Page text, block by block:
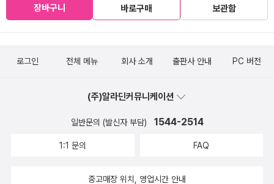
장바구니 바로구매 보관함
로그인 전체 메뉴 회사 소개 출판사 안내 PC 버전
(주)알라딘커뮤니케이션
일반문의 (발신자 부담) 1544-2514
1:1 문의 FAQ
중고매장 위치, 영업시간 안내